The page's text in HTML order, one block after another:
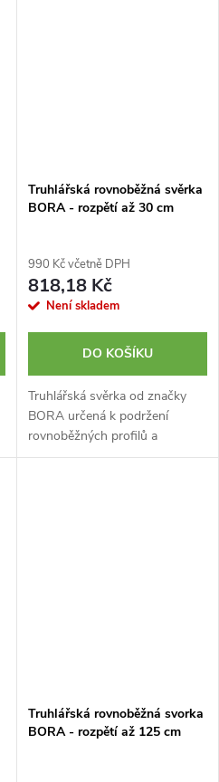
Truhlářská rovnoběžná svěrka
BORA - rozpětí až 30 cm
990 Kč včetně DPH
818,18 Kč
Není skladem
DO KOŠÍKU
Truhlářská svěrka od značky
BORA určená k podržení
rovnoběžných profilů a
truhlářských projektů. Díky
Truhlářská rovnoběžná svorka
BORA - rozpětí až 125 cm